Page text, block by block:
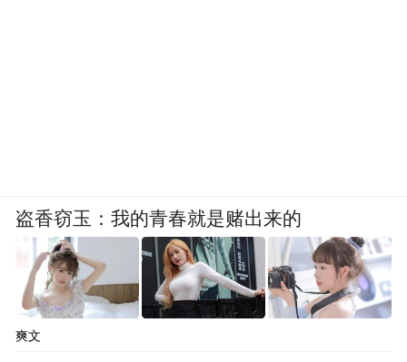
盗香窃玉：我的青春就是赌出来的
爽文